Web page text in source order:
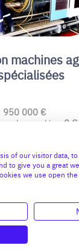
machines
950 000 €
demandée : 0 €
of our visitor data,
to give you a great
we use open the